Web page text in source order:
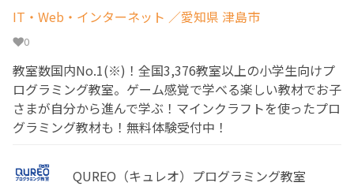
IT・Web・インターネット ／愛知県 津島市
0
教室数国内No.1(※)！全国3,376教室以上の小学生向けプ
ログラミング教室。ゲーム感覚で学べる楽しい教材でお子
さまが自分から進んで学ぶ！マインクラフトを使ったプロ
グラミング教材も！無料体験受付中！
QUREO（キュレオ）プログラミング教室